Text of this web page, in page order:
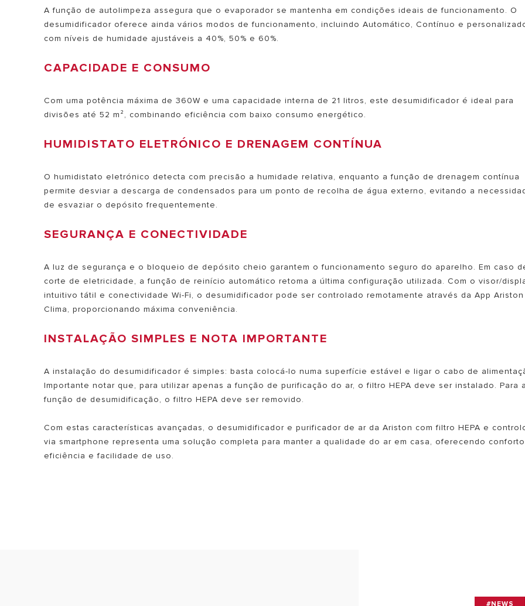
A função de autolimpeza assegura que o evaporador se mantenha em condições ideais de funcionamento. O
desumidificador oferece ainda vários modos de funcionamento, incluindo Automático, Contínuo e
com níveis de humidade ajustáveis a 40%, 50% e 60%.
CAPACIDADE E CONSUMO
Com uma potência máxima de 360W e uma capacidade interna de 21 litros, este desumidificador é ideal para
divisões até 52 m², combinando eficiência com baixo consumo energético.
HUMIDISTATO ELETRÓNICO E DRENAGEM CONTÍNUA
O humidistato eletrónico detecta com precisão a humidade relativa, enquanto a função de drenagem contínua
permite desviar a descarga de condensados para um ponto de recolha de água externo, evitando a
de esvaziar o depósito frequentemente.
SEGURANÇA E CONECTIVIDADE
A luz de segurança e o bloqueio de depósito cheio garantem o funcionamento seguro do aparelho. Em caso
corte de eletricidade, a função de reinício automático retoma a última configuração utilizada. Com o visor/
intuitivo tátil e conectividade Wi-Fi, o desumidificador pode ser controlado remotamente através da App Ariston
Clima, proporcionando máxima conveniência.
INSTALAÇÃO SIMPLES E NOTA IMPORTANTE
A instalação do desumidificador é simples: basta colocá-lo numa superfície estável e ligar o cabo de
Importante notar que, para utilizar apenas a função de purificação do ar, o filtro HEPA deve ser instalado. Para a
função de desumidificação, o filtro HEPA deve ser removido.
Com estas características avançadas, o desumidificador e purificador de ar da Ariston com filtro HEPA e
via smartphone representa uma solução completa para manter a qualidade do ar em casa, oferecendo
eficiência e facilidade de uso.
#NEWS